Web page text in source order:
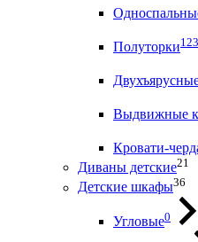
Полуторки123
Выдвижные
Кровати-
Диваны детские21
Детские шкафы36
Угловые0